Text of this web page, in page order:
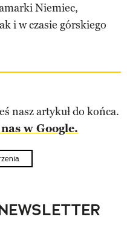
Niemiec,
i w czasie górskiego
nasz artykuł do końca.
w Google.